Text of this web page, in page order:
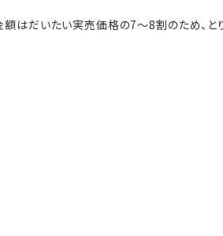
はだいたい実売価格の7～8割のため、と